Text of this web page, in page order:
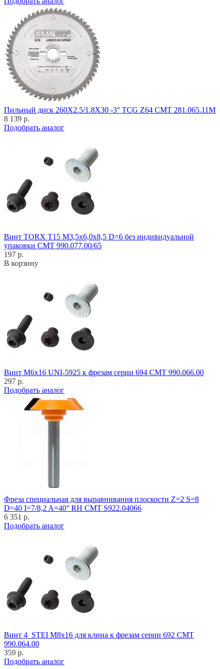
Пильный диск 260X2.5/1.8X30 -3° TCG Z64 CMT 281.065.11M
8 139 р.
Подобрать аналог
Винт TORX T15 M3,5x6,0x8,5 D=6 без индивидуальной
упаковки CMT 990.077.00/65
197 р.
В корзину
Винт M6x16 UNI-5925 к фрезам серии 694 CMT 990.066.00
297 р.
Подобрать аналог
Фреза специальная для выравнивания плоскости Z=2 S=8
D=40 I=7/8,2 A=40° RH CMT S922.04066
6 351 р.
Подобрать аналог
Винт 4_STEI M8x16 для клина к фрезам серии 692 CMT
990.064.00
359 р.
Подобрать аналог